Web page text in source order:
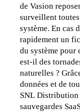
de Vasion
surveillent
système. En cas
rapidement un
du système pour
est-il des
naturelles ?
données et de
SNL Distribution
sauvegardes